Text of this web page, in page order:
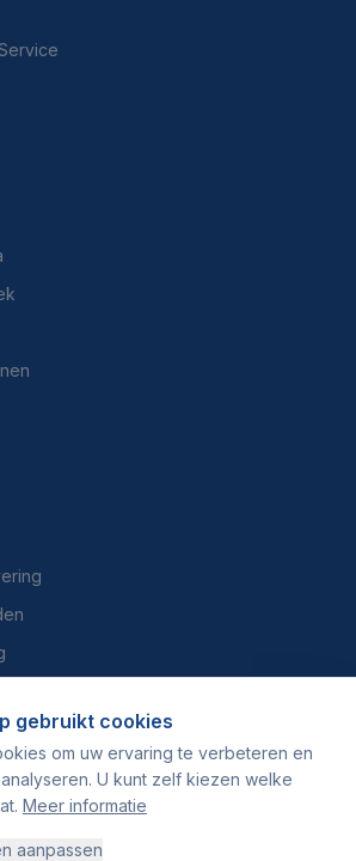
gebruikt cookies
om uw ervaring te verbeteren en
U kunt zelf kiezen welke
Meer informatie
aanpassen